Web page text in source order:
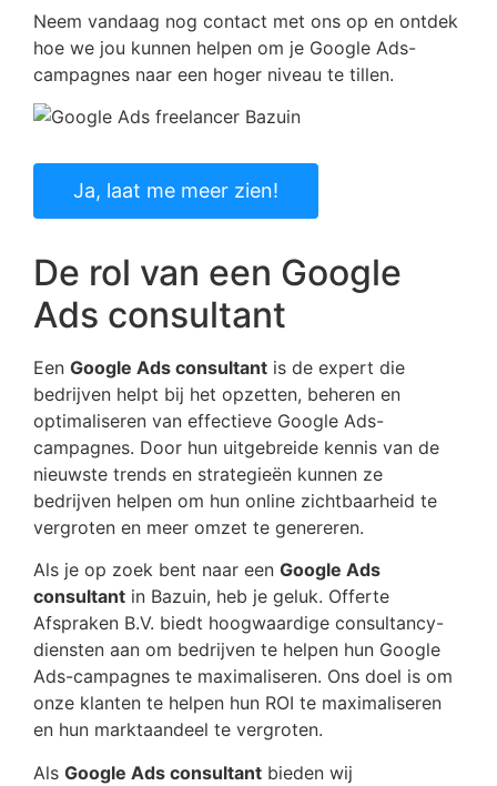
Neem vandaag nog contact met ons op en ontdek
hoe we jou kunnen helpen om je Google Ads-
campagnes naar een hoger niveau te tillen.
Ja, laat me meer zien!
De rol van een Google
Ads consultant
Een Google Ads consultant is de expert die
bedrijven helpt bij het opzetten, beheren en
optimaliseren van effectieve Google Ads-
campagnes. Door hun uitgebreide kennis van de
nieuwste trends en strategieën kunnen ze
bedrijven helpen om hun online zichtbaarheid te
vergroten en meer omzet te genereren.
Als je op zoek bent naar een Google Ads
consultant in Bazuin, heb je geluk. Offerte
Afspraken B.V. biedt hoogwaardige consultancy-
diensten aan om bedrijven te helpen hun Google
Ads-campagnes te maximaliseren. Ons doel is om
onze klanten te helpen hun ROI te maximaliseren
en hun marktaandeel te vergroten.
Als Google Ads consultant bieden wij